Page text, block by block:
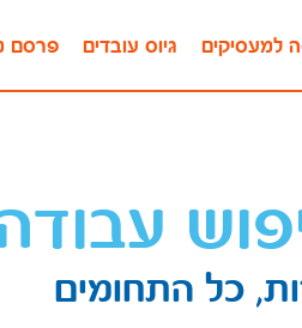
פרסם גיוס עובדים
כל התחומים